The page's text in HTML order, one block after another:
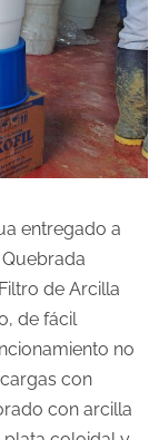
entregado a
de Arcilla
de fácil
no
con
con arcilla